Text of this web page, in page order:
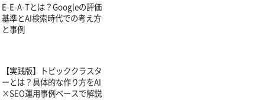
E-E-A-Tとは？Googleの評価
基準とAI検索時代での考え方
と事例
【実践版】トピッククラスタ
ーとは？具体的な作り方をAI
×SEO運用事例ベースで解説